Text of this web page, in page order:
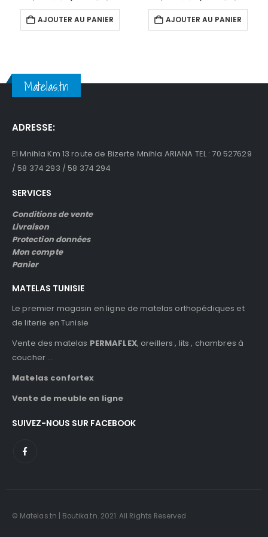
prix
initial
était :
د.ت1,740.
prix
actuel
est :
د.ت1,450.
AJOUTER AU PANIER
prix
initial
était :
د.ت1,949.
prix
est :
AJOUTER AU PANIER
Matelas.tn
ADRESSE:
El Mnihla Km 13 route de Bizerte Mnihla ARIANA TEL : 70 527629
/ 58 374 293 / 58 374 294
SERVICES
Conditions de vente
Livraison
Protection données
Mon compte
Panier
MATELAS TUNISIE
Le premier magasin en ligne de matelas orthopédiques et
de literie en Tunisie
Vente des matelas PERMAFLEX, oreillers , lits , chambres à
coucher …
Matelas confortex
Vente de meuble en ligne
SUIVEZ-NOUS SUR FACEBOOK
© Matelas.tn | Boutika.tn. 2021. All Rights Reserved